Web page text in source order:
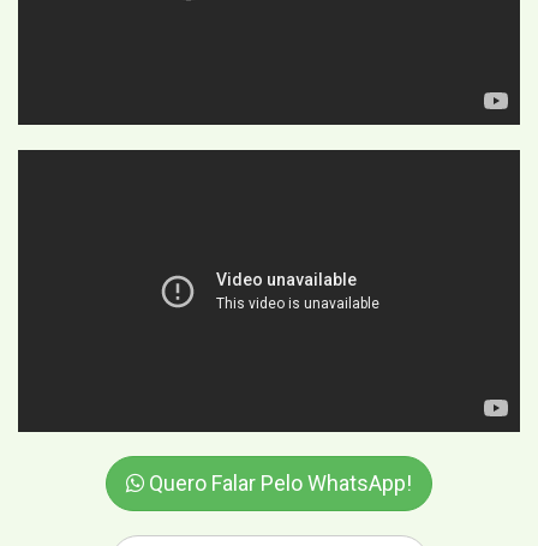
Quero Falar Pelo WhatsApp!